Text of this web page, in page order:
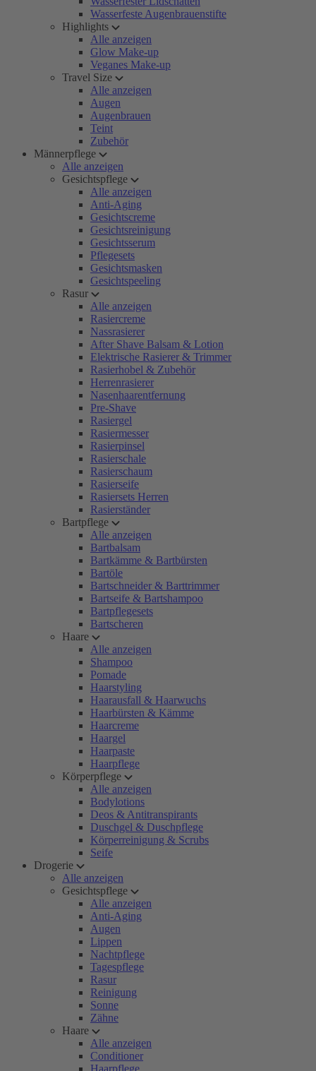
Wasserfeste Augenbrauenstifte
Highlights
Alle anzeigen
Glow Make-up
Veganes Make-up
Travel Size
Alle anzeigen
Augen
Augenbrauen
Teint
Zubehör
Männerpflege
Alle anzeigen
Gesichtspflege
Alle anzeigen
Anti-Aging
Gesichtscreme
Gesichtsreinigung
Gesichtsserum
Pflegesets
Gesichtsmasken
Gesichtspeeling
Rasur
Alle anzeigen
Rasiercreme
Nassrasierer
After Shave Balsam & Lotion
Elektrische Rasierer & Trimmer
Rasierhobel & Zubehör
Herrenrasierer
Nasenhaarentfernung
Pre-Shave
Rasiergel
Rasiermesser
Rasierpinsel
Rasierschale
Rasierschaum
Rasierseife
Rasiersets Herren
Rasierständer
Bartpflege
Alle anzeigen
Bartbalsam
Bartkämme & Bartbürsten
Bartöle
Bartschneider & Barttrimmer
Bartseife & Bartshampoo
Bartpflegesets
Bartscheren
Haare
Alle anzeigen
Shampoo
Pomade
Haarstyling
Haarausfall & Haarwuchs
Haarbürsten & Kämme
Haarcreme
Haargel
Haarpaste
Haarpflege
Körperpflege
Alle anzeigen
Bodylotions
Deos & Antitranspirants
Duschgel & Duschpflege
Körperreinigung & Scrubs
Seife
Drogerie
Alle anzeigen
Gesichtspflege
Alle anzeigen
Anti-Aging
Augen
Lippen
Nachtpflege
Tagespflege
Rasur
Reinigung
Sonne
Zähne
Haare
Alle anzeigen
Conditioner
Haarpflege